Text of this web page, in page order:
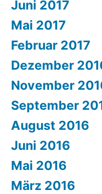
Juni 2017
Mai 2017
Februar 2017
Dezember
November
September
August 2016
Juni 2016
Mai 2016
März 2016